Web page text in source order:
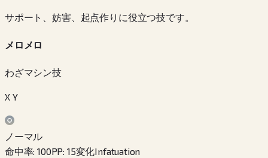
サポート、妨害、起点作りに役立つ技です。
メロメロ
わざマシン技
X Y
ノーマル
命中率:100PP: 15変化Infatuation